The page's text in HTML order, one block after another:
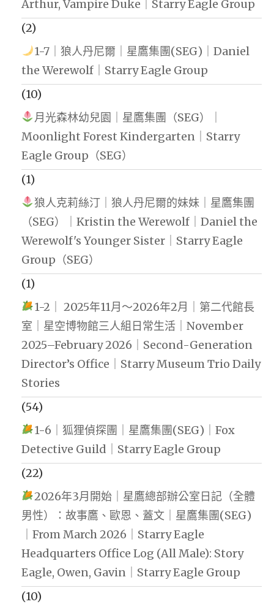
Arthur, Vampire Duke｜Starry Eagle Group
(2)
1-7｜狼人丹尼爾｜星鷹集團(SEG)｜Daniel
the Werewolf｜Starry Eagle Group
(10)
月光森林幼兒園｜星鷹集團（SEG）｜
Moonlight Forest Kindergarten｜Starry
Eagle Group（SEG）
(1)
狼人克莉絲汀｜狼人丹尼爾的妹妹｜星鷹集團
（SEG）｜Kristin the Werewolf｜Daniel the
Werewolf's Younger Sister｜Starry Eagle
Group（SEG）
(1)
1-2｜ 2025年11月～2026年2月｜第二代館長
室｜星空博物館三人組日常生活｜November
2025–February 2026｜Second-Generation
Director’s Office｜Starry Museum Trio Daily
Stories
(54)
1-6｜狐狸偵探團｜星鷹集團(SEG)｜Fox
Detective Guild｜Starry Eagle Group
(22)
2026年3月開始｜星鷹總部辦公室日記（全體
男性）：故事鷹、歐恩、蓋文｜星鷹集團(SEG)
｜From March 2026｜Starry Eagle
Headquarters Office Log (All Male): Story
Eagle, Owen, Gavin｜Starry Eagle Group
(10)